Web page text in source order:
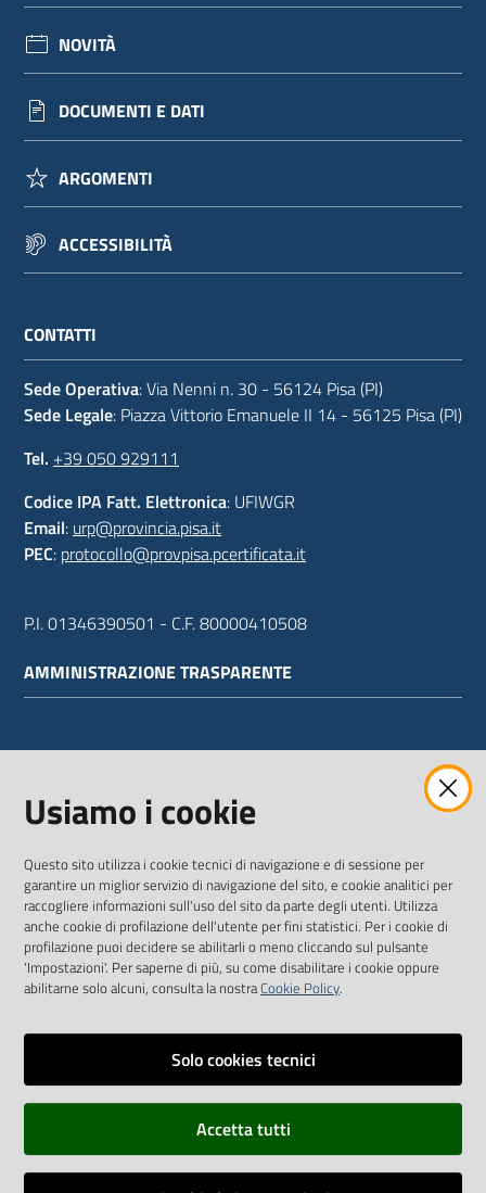
NOVITÀ
DOCUMENTI E DATI
ARGOMENTI
ACCESSIBILITÀ
CONTATTI
Sede Operativa: Via Nenni n. 30 - 56124 Pisa (PI)
Sede Legale: Piazza Vittorio Emanuele II 14 - 56125 Pisa (PI)
Tel. +39 050 929111
Codice IPA Fatt. Elettronica: UFIWGR
Email: urp@provincia.pisa.it
PEC: protocollo@provpisa.pcertificata.it
P.I. 01346390501 - C.F. 80000410508
AMMINISTRAZIONE TRASPARENTE
SEGUICI SU
TwitterFacebookYoutube
Vai alla pagina
Dichiarazione di accessibilità
Usiamo i cookie
Questo sito utilizza i cookie tecnici di navigazione e di sessione per
garantire un miglior servizio di navigazione del sito, e cookie analitici per
raccogliere informazioni sull'uso del sito da parte degli utenti. Utilizza
anche cookie di profilazione dell'utente per fini statistici. Per i cookie di
profilazione puoi decidere se abilitarli o meno cliccando sul pulsante
'Impostazioni'. Per saperne di più, su come disabilitare i cookie oppure
abilitarne solo alcuni, consulta la nostraCookie Policy.
Solo cookies tecnici
Accetta tutti